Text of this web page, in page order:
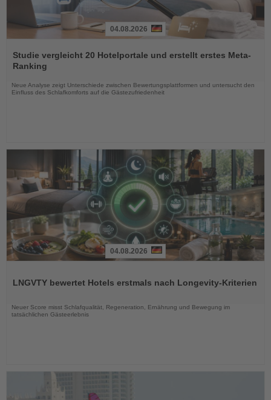
Sie
die
Nachrichten
04.08.2026
Studie vergleicht 20 Hotelportale und erstellt erstes Meta-
Ranking
Neue Analyse zeigt Unterschiede zwischen Bewertungsplattformen und untersucht den
Einfluss des Schlafkomforts auf die Gästezufriedenheit
die
04.08.2026
LNGVTY bewertet Hotels erstmals nach Longevity-Kriterien
Neuer Score misst Schlafqualität, Regeneration, Ernährung und Bewegung im
tatsächlichen Gästeerlebnis